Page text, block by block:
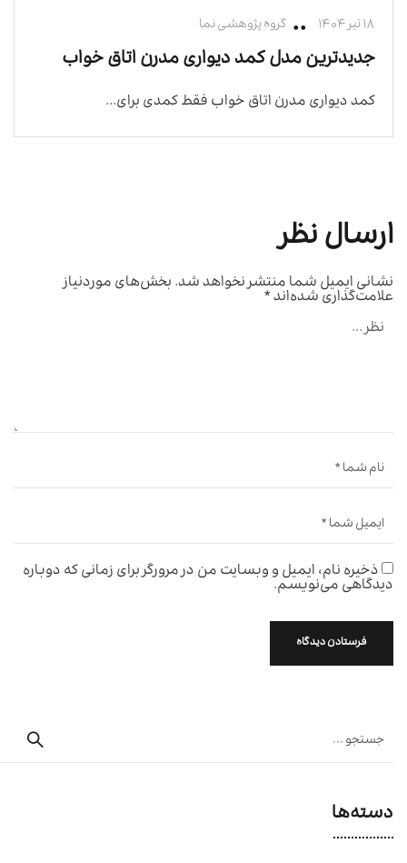
۱۸ تیر ۱۴۰۴ گروه پژوهشی نما
جدیدترین مدل کمد دیواری مدرن اتاق خواب
کمد دیواری مدرن اتاق خواب فقط کمدی برای...
ارسال نظر
نشانی ایمیل شما منتشر نخواهد شد.بخش‌های موردنیاز
علامت‌گذاری شده‌اند*
ذخیره نام، ایمیل و وبسایت من در مرورگر برای زمانی که دوباره
دیدگاهی می‌نویسم.
دسته‌ها